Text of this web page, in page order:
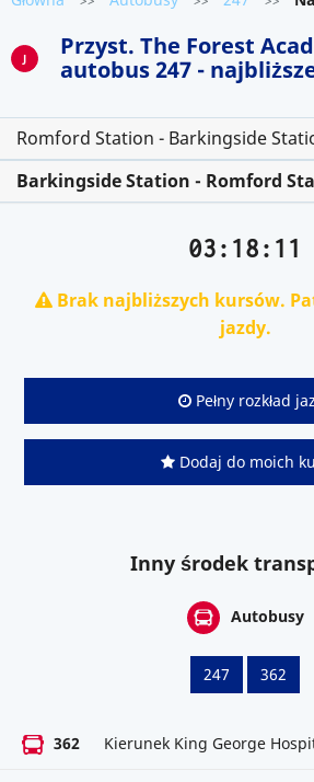
J
Przyst. The Forest
autobus 247 -
Romford Station - Barkingside
Barkingside Station - Romford
03:18:11
Brak najbliższych kursów.
jazdy.
Pełny rozkład
Dodaj do moich
Inny środek
Autobusy
247 362
362 Kierunek King George